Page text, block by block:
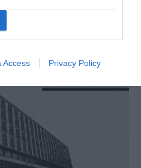
Access Privacy Policy